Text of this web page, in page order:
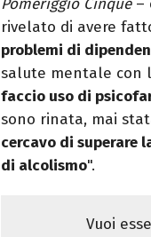
Pomeriggio Cinque–
rivelato di avere
problemi di
salute mentale con
faccio uso di
sono rinata, mai
cercavo di superare
di alcolismo".
Vuoi